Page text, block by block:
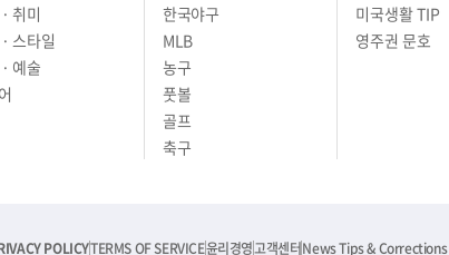
취미
스타일
예술
한국야구
MLB
농구
풋볼
골프
축구
미국생활 TIP
영주권 문호
POLICYTERMS OF SERVICE윤리경영고객센터News Tips & Corrections